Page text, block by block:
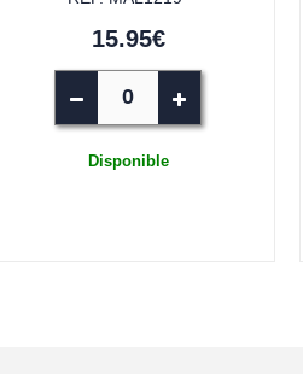
15.95€
Disponible